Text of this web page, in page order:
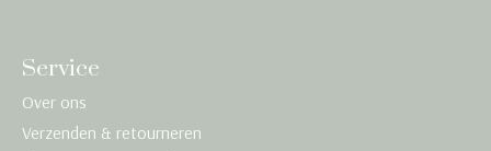
Service
Over ons
Verzenden & retourneren